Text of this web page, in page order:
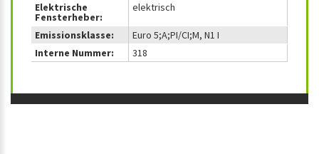
Elektrische
Fensterheber:
elektrisch
Emissionsklasse:
Euro 5;A;PI/CI;M, N1 I
Interne Nummer:
318